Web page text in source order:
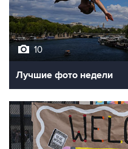
10
Лучшие фото недели